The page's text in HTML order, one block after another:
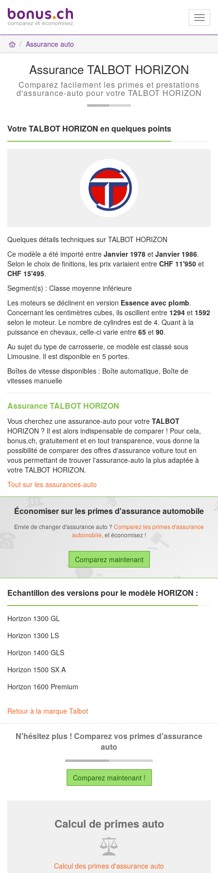
Assurance auto
Assurance TALBOT HORIZON
Comparez facilement les primes et prestations
d'assurance-auto pour votre TALBOT HORIZON
Votre TALBOT HORIZON en quelques points
Quelques détails techniques sur TALBOT HORIZON
Ce modèle a été importé entre Janvier 1978 et Janvier 1986.
Selon le choix de finitions, les prix variaient entre CHF 11'950 et
CHF 15'495.
Segment(s) : Classe moyenne inférieure
Les moteurs se déclinent en version Essence avec plomb.
Concernant les centimètres cubes, ils oscillent entre 1294 et 1592
selon le moteur. Le nombre de cylindres est de 4. Quant à la
puissance en chevaux, celle-ci varie entre 65 et 90.
Au sujet du type de carrosserie, ce modèle est classé sous
Limousine. Il est disponible en 5 portes.
Boîtes de vitesse disponibles : Boîte automatique, Boîte de
vitesses manuelle
Assurance TALBOT HORIZON
Vous cherchez une assurance-auto pour votre TALBOT
HORIZON ? Il est alors indispensable de comparer ! Pour cela,
bonus.ch, gratuitement et en tout transparence, vous donne la
possibilité de comparer des offres d'assurance voiture tout en
vous permettant de trouver l'assurance-auto la plus adaptée à
votre TALBOT HORIZON.
Tout sur les assurances-auto
Économiser sur les primes d'assurance automobile
Envie de changer d'assurance auto ? Comparez les primes d'assurance
automobile, et économisez !
Echantillon des versions pour le modèle HORIZON :
Horizon 1300 GL
Horizon 1300 LS
Horizon 1400 GLS
Horizon 1500 SX A
Horizon 1600 Premium
Retour à la marque Talbot
N'hésitez plus ! Comparez vos primes d'assurance
auto
Comparez maintenant !
Calcul de primes auto
Calcul des primes d'assurance auto